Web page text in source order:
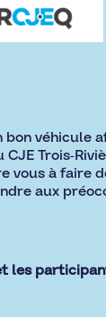
véhicule
Trois-
vous à faire
aux
les